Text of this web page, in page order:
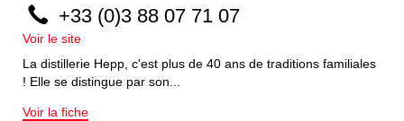
+33 (0)3 88 07 71 07
Voir le site
La distillerie Hepp, c'est plus de 40 ans de traditions familiales
! Elle se distingue par son...
Voir la fiche